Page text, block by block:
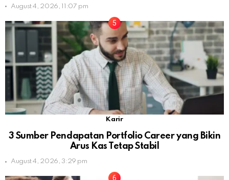
August 4, 2026, 11:07 pm
Karir
3 Sumber Pendapatan Portfolio Career yang Bikin
Arus Kas Tetap Stabil
August 4, 2026, 3:29 pm